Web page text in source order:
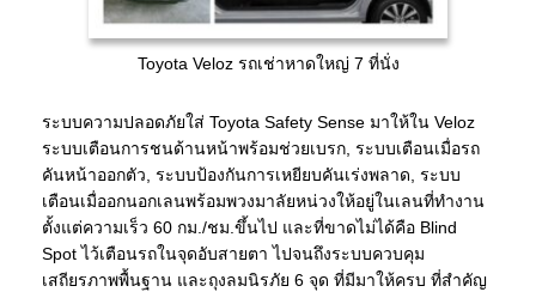
Toyota Veloz รถเช่าหาดใหญ่ 7 ที่นั่ง
ระบบความปลอดภัยใส่ Toyota Safety Sense มาให้ใน Veloz
ระบบเตือนการชนด้านหน้าพร้อมช่วยเบรก, ระบบเตือนเมื่อรถ
คันหน้าออกตัว, ระบบป้องกันการเหยียบคันเร่งพลาด, ระบบ
เตือนเมื่ออกนอกเลนพร้อมพวงมาลัยหน่วงให้อยู่ในเลนที่ทำงาน
ตั้งแต่ความเร็ว 60 กม./ชม.ขึ้นไป และที่ขาดไม่ได้คือ Blind
Spot ไว้เตือนรถในจุดอับสายตา ไปจนถึงระบบควบคุม
เสถียรภาพพื้นฐาน และถุงลมนิรภัย 6 จุด ที่มีมาให้ครบ ที่สำคัญ